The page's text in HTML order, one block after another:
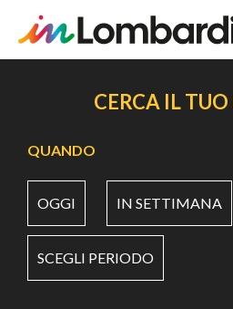
principale
CERCA IL
QUANDO
OGGI IN SETTIMANA
SCEGLI PERIODO